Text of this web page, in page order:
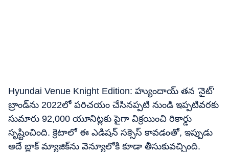
Hyundai Venue Knight Edition: హ్యుందాయ్ తన 'నైట్'
బ్రాండ్‌ను 2022లో పరిచయం చేసినప్పటి నుండి ఇప్పటివరకు
సుమారు 92,000 యూనిట్లకు పైగా విక్రయించి రికార్డు
సృష్టించింది. క్రెటాలో ఈ ఎడిషన్ సక్సెస్ కావడంతో, ఇప్పుడు
అదే బ్లాక్ మ్యాజిక్‌ను వెన్యూలోకి కూడా తీసుకువచ్చింది.